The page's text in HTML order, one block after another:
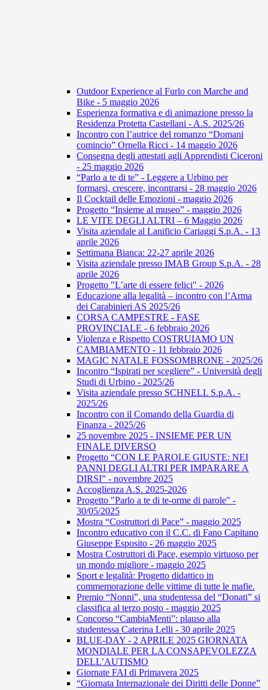
Outdoor Experience al Furlo con Marche and
Bike - 5 maggio 2026
Esperienza formativa e di animazione presso la
Residenza Protetta Castellani - A.S. 2025/26
Incontro con l’autrice del romanzo “Domani
comincio” Ornella Ricci - 14 maggio 2026
Consegna degli attestati agli Apprendisti Ciceroni
- 25 maggio 2026
“Parlo a te di te” - Leggere a Urbino per
formarsi, crescere, incontrarsi - 28 maggio 2026
Il Cocktail delle Emozioni - maggio 2026
Progetto “Insieme al museo” - maggio 2026
LE VITE DEGLI ALTRI – 6 Maggio 2026
Visita aziendale al Lanificio Cariaggi S.p.A. - 13
aprile 2026
Settimana Bianca: 22-27 aprile 2026
Visita aziendale presso IMAB Group S.p.A. - 28
aprile 2026
Progetto "L’arte di essere felici" - 2026
Educazione alla legalità – incontro con l’Arma
dei Carabinieri AS 2025/26
CORSA CAMPESTRE - FASE
PROVINCIALE - 6 febbraio 2026
Violenza e Rispetto COSTRUIAMO UN
CAMBIAMENTO - 11 febbraio 2026
MAGIC NATALE FOSSOMBRONE - 2025/26
Incontro “Ispirati per scegliere” - Università degli
Studi di Urbino - 2025/26
Visita aziendale presso SCHNELL S.p.A. -
2025/26
Incontro con il Comando della Guardia di
Finanza - 2025/26
25 novembre 2025 - INSIEME PER UN
FINALE DIVERSO
Progetto “CON LE PAROLE GIUSTE: NEI
PANNI DEGLI ALTRI PER IMPARARE A
DIRSI” - novembre 2025
Accoglienza A.S. 2025-2026
Progetto "Parlo a te di te-orme di parole" -
30/05/2025
Mostra “Costruttori di Pace” - maggio 2025
Incontro educativo con il C.C. di Fano Capitano
Giuseppe Esposito - 26 maggio 2025
Mostra Costruttori di Pace, esempio virtuoso per
un mondo migliore - maggio 2025
Sport e legalità: Progetto didattico in
commemorazione delle vittime di tutte le mafie.
Premio “Nonni”, una studentessa del “Donati” si
classifica al terzo posto - maggio 2025
Concorso “CambiaMenti”: plauso alla
studentessa Caterina Lelli - 30 aprile 2025
BLUE-DAY - 2 APRILE 2025 GIORNATA
MONDIALE PER LA CONSAPEVOLEZZA
DELL’AUTISMO
Giornate FAI di Primavera 2025
“Giornata Internazionale dei Diritti delle Donne”